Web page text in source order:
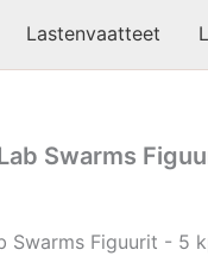
Lastenvaatteet
Swarms
Swarms Figuurit - 5